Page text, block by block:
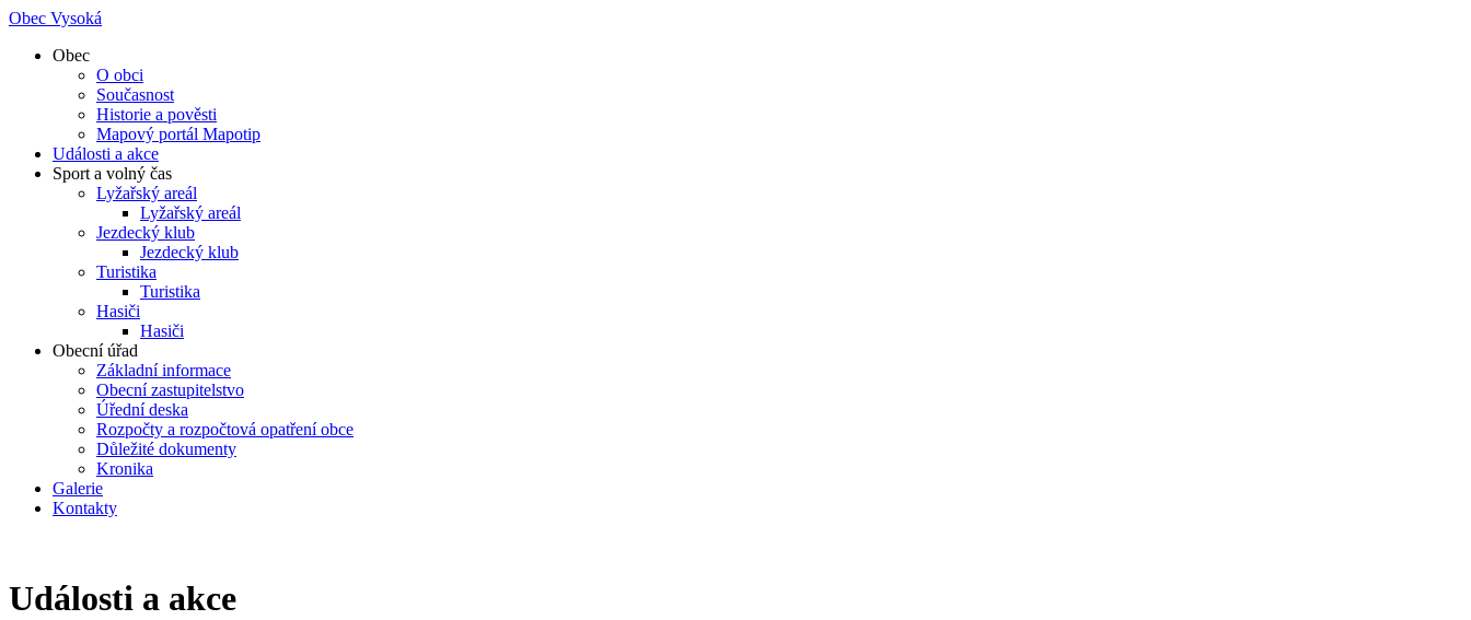
Obec Vysoká
Obec
O obci
Současnost
Historie a pověsti
Mapový portál Mapotip
Události a akce
Sport a volný čas
Lyžařský areál
Lyžařský areál
Jezdecký klub
Jezdecký klub
Turistika
Turistika
Hasiči
Hasiči
Obecní úřad
Základní informace
Obecní zastupitelstvo
Úřední deska
Rozpočty a rozpočtová opatření obce
Důležité dokumenty
Kronika
Galerie
Kontakty
Události a akce